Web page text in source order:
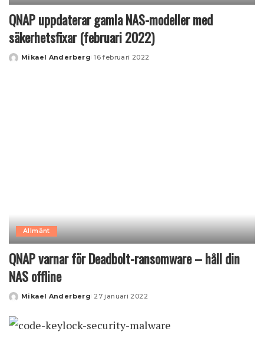
QNAP uppdaterar gamla NAS-modeller med
säkerhetsfixar (februari 2022)
Posted
Mikael Anderberg 16 februari 2022
Allmänt
QNAP varnar för Deadbolt-ransomware – håll din
NAS offline
Posted
Mikael Anderberg 27 januari 2022